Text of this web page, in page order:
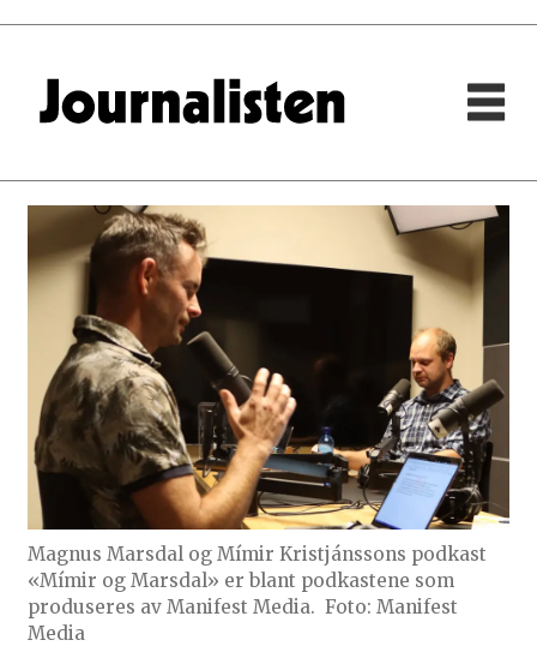
Magnus Marsdal og Mímir Kristjánssons podkast
«Mímir og Marsdal» er blant podkastene som
produseres av Manifest Media. Foto: Manifest
Media